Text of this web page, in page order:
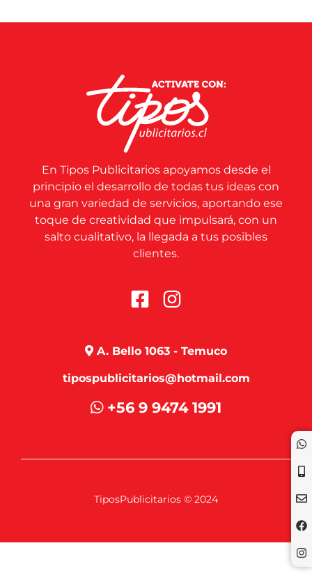
En Tipos Publicitarios apoyamos desde el
principio el desarrollo de todas tus ideas con
una gran variedad de servicios, aportando ese
toque de creatividad que impulsará, con un
salto cualitativo, la llegada a tus posibles
clientes.
A. Bello 1063 - Temuco
tipospublicitarios@hotmail.com
+56 9 9474 1991
TiposPublicitarios © 2024